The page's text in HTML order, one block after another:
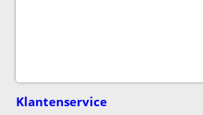
Klantenservice